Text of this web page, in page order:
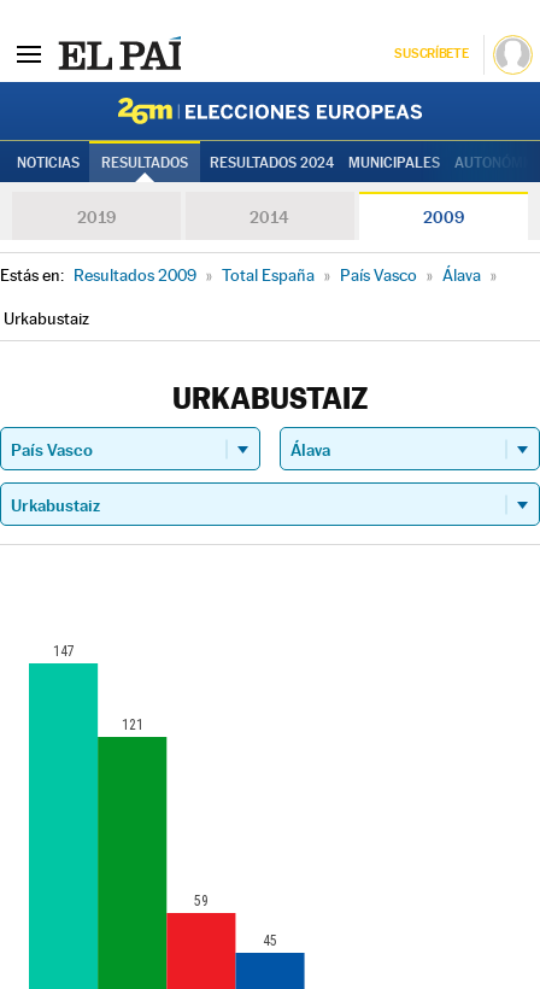
SUSCRÍBETE
NOTICIAS RESULTADOS RESULTADOS 2024 MUNICIPALES
2019 2014 2009
Estás en: Resultados 2009 » Total España » País Vasco » Álava »
Urkabustaiz
URKABUSTAIZ
147
121
59
45